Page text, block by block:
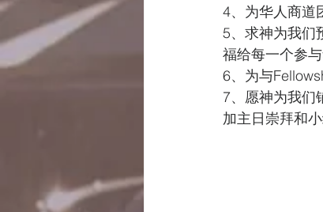
4、为华人商道
5、求神为我们
福给每一个参
6、为与
7、愿神为我们
加主日崇拜和